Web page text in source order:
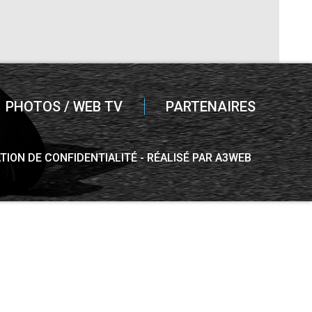
PHOTOS / WEB TV PARTENAIRES
DE CONFIDENTIALITÉ RÉALISÉ PAR A3WEB